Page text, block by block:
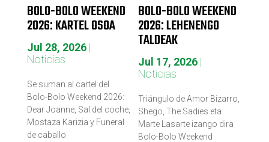
BOLO-BOLO WEEKEND
2026: KARTEL OSOA
Jul 28, 2026|
Noticias
Se suman al cartel del
Bolo-Bolo Weekend 2026:
Dear Joanne, Sal del coche,
Mostaza Karizia y Funeral
de caballo.
BOLO-BOLO WEEKEND
2026: LEHENENGO
TALDEAK
Jul 17, 2026|
Noticias
Triángulo de Amor Bizarro,
Shego, The Sadies eta
Marte Lasarte izango dira
Bolo-Bolo Weekend